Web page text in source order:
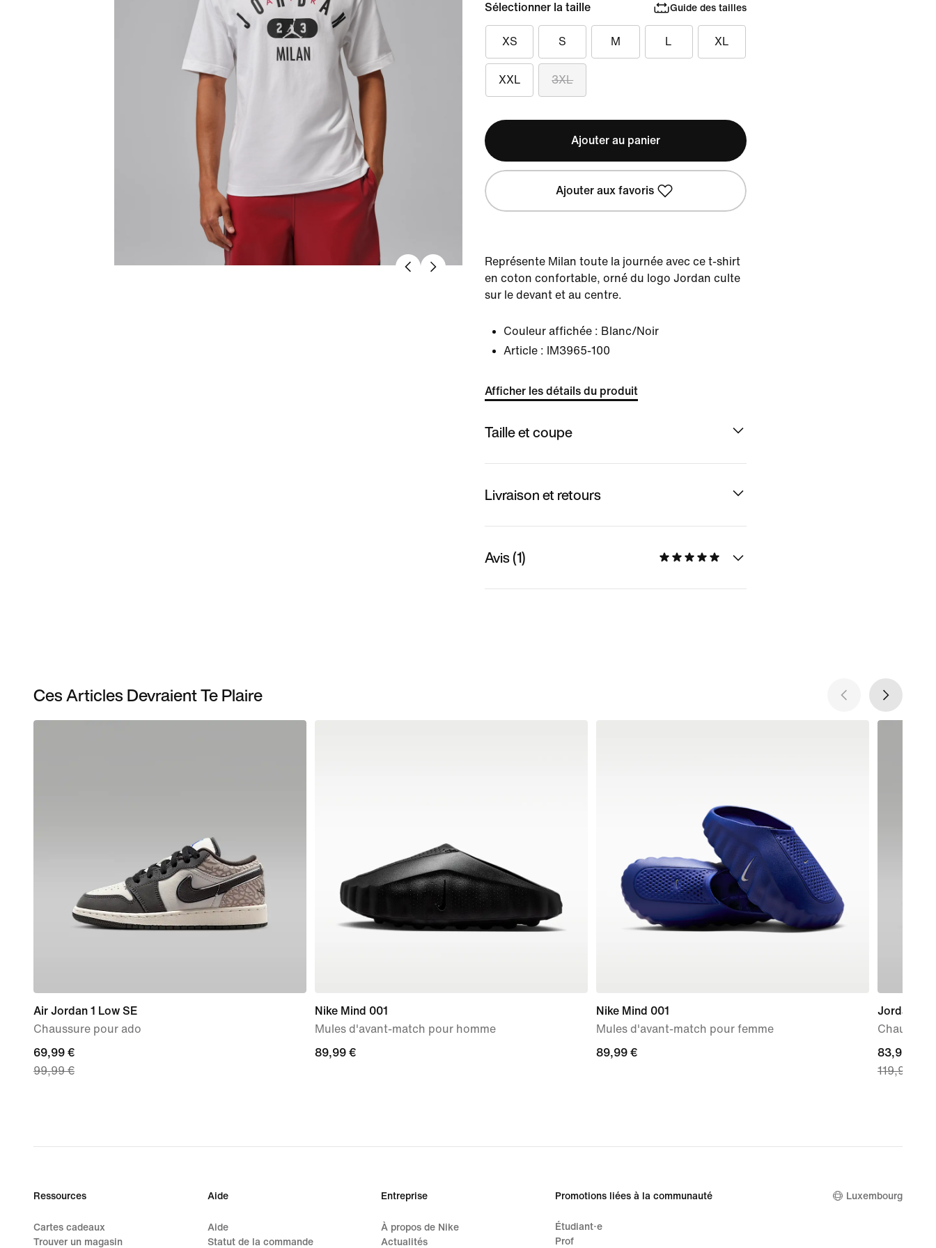
Sélectionner la taille Guide des tailles
XS S M L XL
XXL 3XL
Ajouter au panier
Ajouter aux favoris
Représente Milan toute la journée avec ce t-shirt
en coton confortable, orné du logo Jordan culte
sur le devant et au centre.
Couleur affichée : Blanc/Noir
Article :
IM3965-100
Afficher les détails du produit
Taille et coupe
Livraison et retours
Avis (1)
Ces Articles Devraient Te Plaire
Air Jordan 1 Low SE
Chaussure pour ado
current
price
99,99 €
69,99 €
99,99 €
Nike Mind 001
Mules d'avant-match pour homme
89,99 €
89,99 €
Nike Mind 001
Mules d'avant-match pour femme
89,99 €
89,99 €
Jordan
current
price
119,99 €
83,99 €
119,99 €
Ressources
Cartes cadeaux
Trouver un magasin
Aide
Aide
Statut de la commande
Entreprise
À propos de Nike
Actualités
Promotions liées à la communauté
Étudiant·e
Prof
Luxembourg